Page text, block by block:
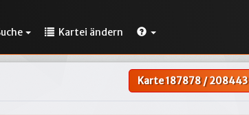
Kartei ändern
Karte187878/208443